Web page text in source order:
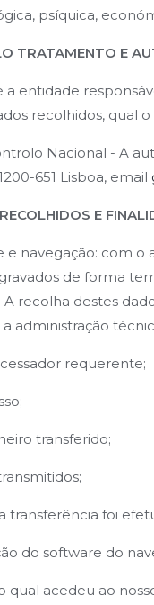
psíquica,
TRATAMENTO E
a entidade
recolhidos, qual
Nacional - A
651 Lisboa, email
E
e navegação: com
de forma
recolha destes
administração
requerente;
transferido;
transferência foi
do software do
qual acedeu ao